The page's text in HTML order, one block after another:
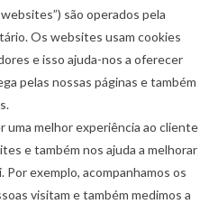
são operados pela
Os websites usam cookies
e isso ajuda-nos a oferecer
pelas nossas páginas e também
uma melhor experiência ao cliente
e também nos ajuda a melhorar
exemplo, acompanhamos os
visitam e também medimos a